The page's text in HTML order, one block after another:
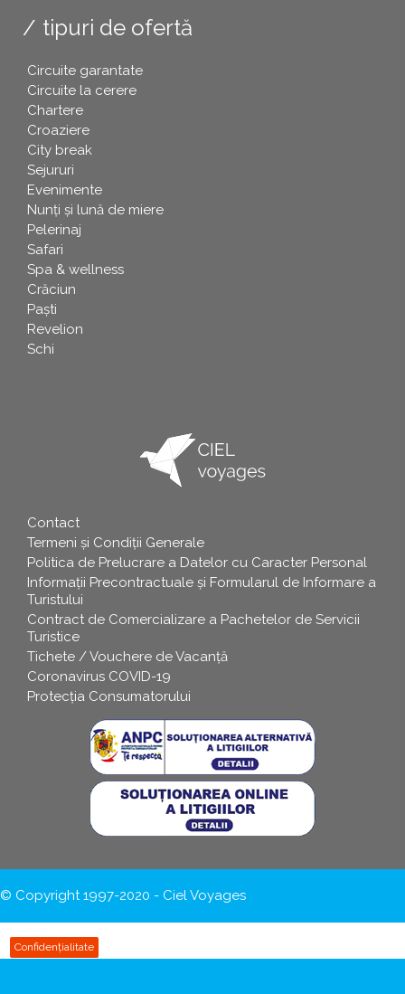
tipuri de ofertă
Circuite garantate
Circuite la cerere
Chartere
Croaziere
City break
Sejururi
Evenimente
Nunți și lună de miere
Pelerinaj
Safari
Spa & wellness
Crăciun
Paşti
Revelion
Schi
info
Contact
Termeni și Condiții Generale
Politica de Prelucrare a Datelor cu Caracter Personal
Informații Precontractuale și Formularul de Informare a
Turistului
Contract de Comercializare a Pachetelor de Servicii
Turistice
Tichete / Vouchere de Vacanță
Coronavirus COVID-19
Protecția Consumatorului
© Copyright 1997-2020 - Ciel Voyages
Confidențialitate